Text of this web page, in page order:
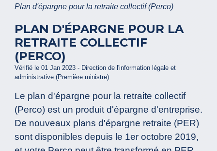
Plan d'épargne pour la retraite collectif (Perco)
PLAN D'ÉPARGNE POUR LA
RETRAITE COLLECTIF
(PERCO)
Vérifié le 01 Jan 2023 - Direction de l'information légale et
administrative (Première ministre)
Le plan d'épargne pour la retraite collectif
(Perco) est un produit d'épargne d'entreprise.
De nouveaux plans d'épargne retraite (PER)
sont disponibles depuis le 1er octobre 2019,